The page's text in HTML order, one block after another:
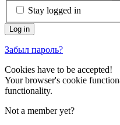
Stay logged in
Забыл пароль?
Cookies have to be accepted!
Your browser's cookie
functionality.
Not a member yet?